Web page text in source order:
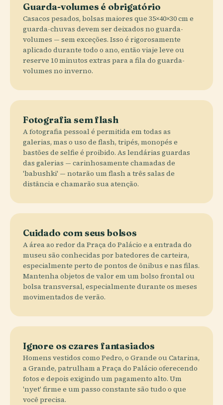
Guarda-volumes é obrigatório
Casacos pesados, bolsas maiores que 35×40×30 cm e
guarda-chuvas devem ser deixados no guarda-
volumes — sem exceções. Isso é rigorosamente
aplicado durante todo o ano, então viaje leve ou
reserve 10 minutos extras para a fila do guarda-
volumes no inverno.
Fotografia sem flash
A fotografia pessoal é permitida em todas as
galerias, mas o uso de flash, tripés, monopés e
bastões de selfie é proibido. As lendárias guardas
das galerias — carinhosamente chamadas de
'babushki' — notarão um flash a três salas de
distância e chamarão sua atenção.
Cuidado com seus bolsos
A área ao redor da Praça do Palácio e a entrada do
museu são conhecidas por batedores de carteira,
especialmente perto de pontos de ônibus e nas filas.
Mantenha objetos de valor em um bolso frontal ou
bolsa transversal, especialmente durante os meses
movimentados de verão.
Ignore os czares fantasiados
Homens vestidos como Pedro, o Grande ou Catarina,
a Grande, patrulham a Praça do Palácio oferecendo
fotos e depois exigindo um pagamento alto. Um
'nyet' firme e um passo constante são tudo o que
você precisa.